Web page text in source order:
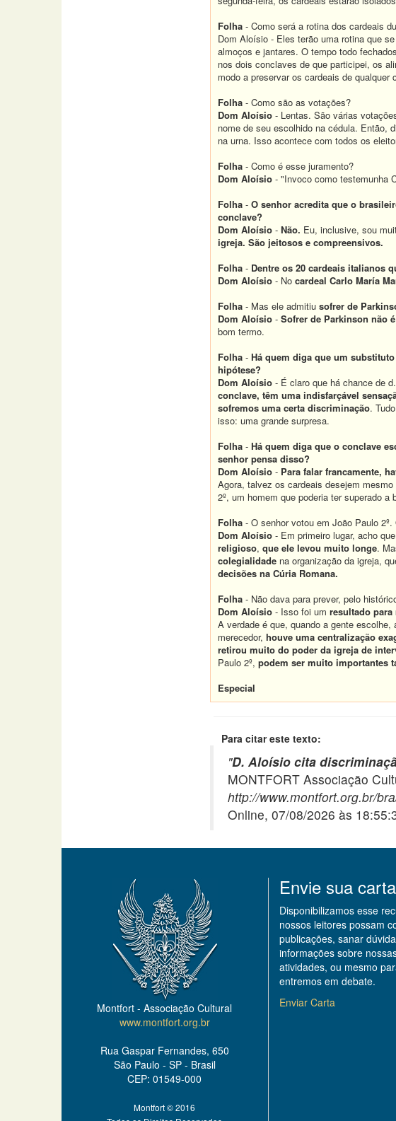
Folha - Como será a rotina dos cardeais
Dom Aloísio - Eles terão uma rotina que
almoços e jantares. O tempo todo
nos dois conclaves de que participei, os
modo a preservar os cardeais de qualquer
Folha - Como são as votações?
Dom Aloísio - Lentas. São várias
nome de seu escolhido na cédula. Então,
na urna. Isso acontece com todos os
Folha - Como é esse juramento?
Dom Aloísio - "Invoco como testemunha
Folha - O senhor acredita que o
conclave?
Dom Aloísio - Não. Eu, inclusive, sou
igreja. São jeitosos e compreensivos.
Folha - Dentre os 20 cardeais italianos
Dom Aloísio - No cardeal Carlo María
Folha - Mas ele admitiu sofrer de
Dom Aloísio - Sofrer de Parkinson não
bom termo.
Folha - Há quem diga que um
hipótese?
Dom Aloísio - É claro que há chance de
conclave, têm uma indisfarçável
sofremos uma certa discriminação.
isso: uma grande surpresa.
Folha - Há quem diga que o conclave
senhor pensa disso?
Dom Aloísio - Para falar francamente,
Agora, talvez os cardeais desejem
2º, um homem que poderia ter superado
Folha - O senhor votou em João Paulo
Dom Aloísio - Em primeiro lugar, acho
religioso, que ele levou muito longe.
colegialidade na organização da igreja,
decisões na Cúria Romana.
Folha - Não dava para prever, pelo
Dom Aloísio - Isso foi um resultado
A verdade é que, quando a gente
merecedor, houve uma centralização
retirou muito do poder da igreja de
Paulo 2º, podem ser muito importantes
Especial
Para citar este texto:
"D. Aloísio cita
MONTFORT Associação
http://www.montfort.org.br/
Online, 07/08/2026 às
Montfort - Associação Cultural
www.montfort.org.br
Rua Gaspar Fernandes, 650
São Paulo - SP - Brasil
CEP: 01549-000
Montfort © 2016
Envie sua carta
Disponibilizamos esse
nossos leitores possam
publicações, sanar
informações sobre
atividades, ou mesmo
entremos em debate.
Enviar Carta